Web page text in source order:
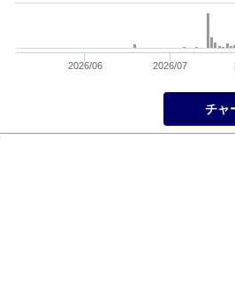
2026/06 2026/07
チャ